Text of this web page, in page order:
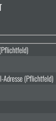
Adresse (Pflichtfeld)